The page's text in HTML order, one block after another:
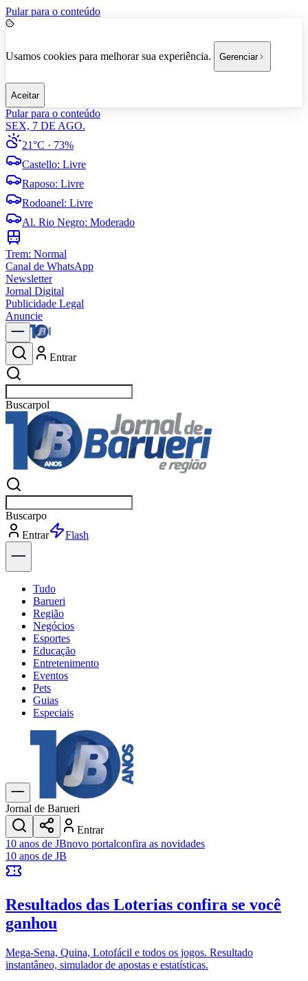
Pular para o conteúdo
Usamos cookies para melhorar sua experiência. Gerenciar
Aceitar
Pular para o conteúdo
SEX, 7 DE AGO.
21°C · 73%
Castello: Livre
Raposo: Livre
Rodoanel: Livre
Al. Rio Negro: Moderado
Trem: Normal
Canal de WhatsApp
Newsletter
Jornal Digital
Publicidade Legal
Anuncie
Entrar
Buscarnotíc
Buscarnotí
Entrar
Explorar
Tudo
Barueri
Região
Negócios
Esportes
Educação
Entretenimento
Eventos
Pets
Guias
Especiais
Explore Tudo
Últimas Notícias
Previsão do Tempo
Trânsito e Rotas
Dia a Dia & Lazer
Transportes
Gastronomia
Cinema & Shows
JogosNovo
Anuncie no Portal
Cadastrar Empresa
Divulgar Vagas
Política
Jornal de Barueri
Entrar
10 anos de JBnovo portalconfira as novidades
10 anos de JB
Resultados das Loterias confira se você
ganhou
Mega-Sena, Quina, Lotofácil e todos os jogos. Resultado
instantâneo, simulador de apostas e estatísticas.